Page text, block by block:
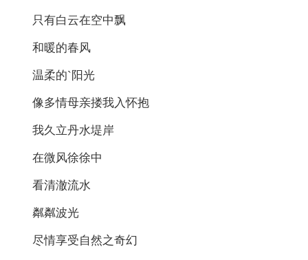
只有白云在空中飘
和暖的春风
温柔的`阳光
像多情母亲搂我入怀抱
我久立丹水堤岸
在微风徐徐中
看清澈流水
粼粼波光
尽情享受自然之奇幻